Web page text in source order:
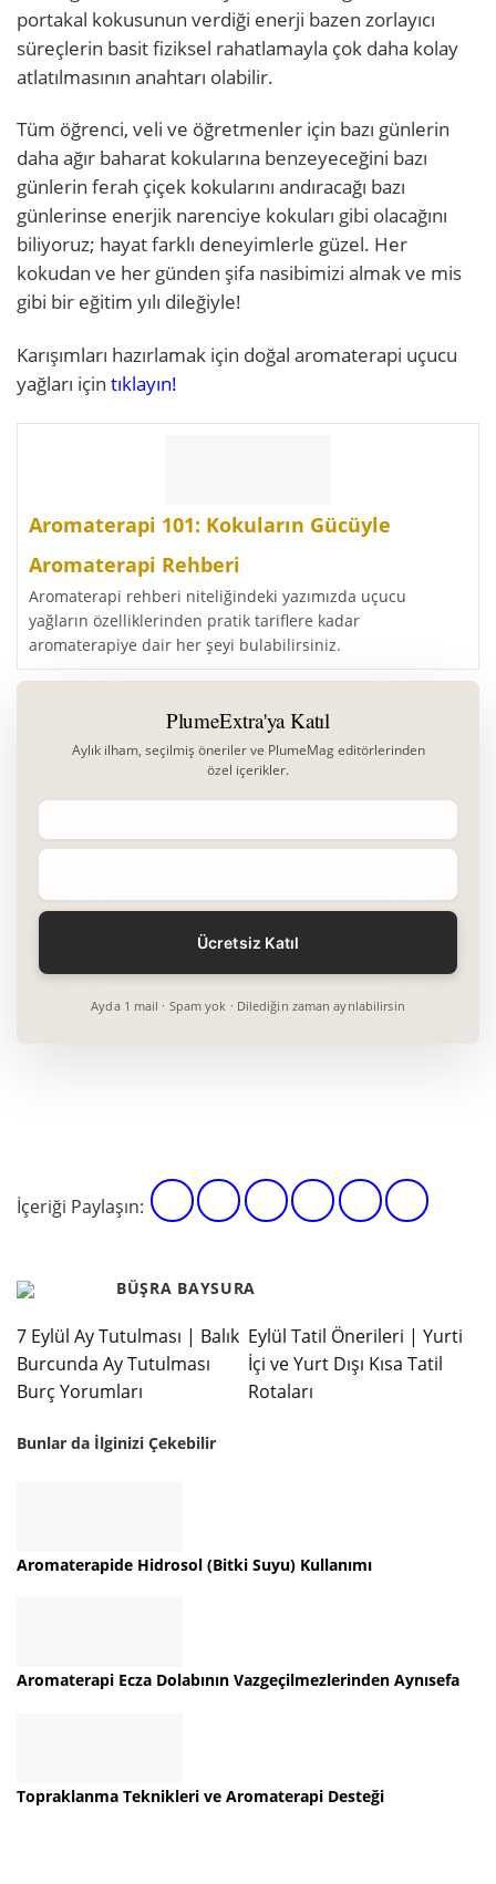
portakal kokusunun verdiği enerji bazen zorlayıcı
süreçlerin basit fiziksel rahatlamayla çok daha kolay
atlatılmasının anahtarı olabilir.
Tüm öğrenci, veli ve öğretmenler için bazı günlerin
daha ağır baharat kokularına benzeyeceğini bazı
günlerin ferah çiçek kokularını andıracağı bazı
günlerinse enerjik narenciye kokuları gibi olacağını
biliyoruz; hayat farklı deneyimlerle güzel. Her
kokudan ve her günden şifa nasibimizi almak ve mis
gibi bir eğitim yılı dileğiyle!
Karışımları hazırlamak için doğal aromaterapi uçucu
yağları için tıklayın!
Aromaterapi 101: Kokuların Gücüyle
Aromaterapi Rehberi
Aromaterapi rehberi niteliğindeki yazımızda uçucu
yağların özelliklerinden pratik tariflere kadar
aromaterapiye dair her şeyi bulabilirsiniz.
PlumeExtra'ya Katıl
Aylık ilham, seçilmiş öneriler ve PlumeMag editörlerinden
özel içerikler.
Ayda 1 mail · Spam yok · Dilediğin zaman ayrılabilirsin
İçeriği Paylaşın:
BÜŞRA BAYSURA
7 Eylül Ay Tutulması | Balık
Burcunda Ay Tutulması
Burç Yorumları
Eylül Tatil Önerileri | Yurti
İçi ve Yurt Dışı Kısa Tatil
Rotaları
Bunlar da İlginizi Çekebilir
Aromaterapide Hidrosol (Bitki Suyu) Kullanımı
Aromaterapi Ecza Dolabının Vazgeçilmezlerinden Aynısefa
Topraklanma Teknikleri ve Aromaterapi Desteği